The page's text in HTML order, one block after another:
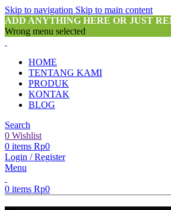
Skip to navigation Skip to main content
ADD ANYTHING HERE OR JUST
Wrong menu selected
HOME
TENTANG KAMI
PRODUK
KONTAK
BLOG
Search
0 Wishlist
0 items Rp0
Login / Register
Menu
0 items Rp0